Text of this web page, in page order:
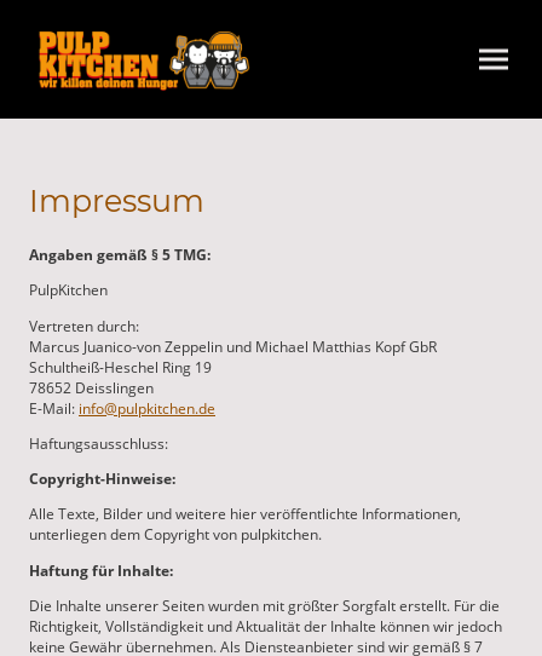
Impressum
Angaben gemäß § 5 TMG:
PulpKitchen
Vertreten durch:
Marcus Juanico-von Zeppelin und Michael Matthias Kopf GbR
Schultheiß-Heschel Ring 19
78652 Deisslingen
E-Mail: info@pulpkitchen.de
Haftungsausschluss:
Copyright-Hinweise:
Alle Texte, Bilder und weitere hier veröffentlichte Informationen,
unterliegen dem Copyright von pulpkitchen.
Haftung für Inhalte:
Die Inhalte unserer Seiten wurden mit größter Sorgfalt erstellt. Für die
Richtigkeit, Vollständigkeit und Aktualität der Inhalte können wir jedoch
keine Gewähr übernehmen. Als Diensteanbieter sind wir gemäß § 7